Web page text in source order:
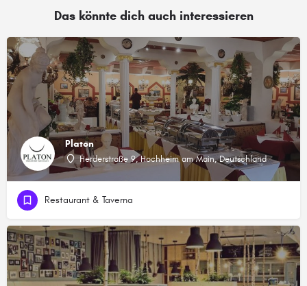
Das könnte dich auch interessieren
Platon
Herderstraße 9, Hochheim am Main, Deutschland
Restaurant & Taverna